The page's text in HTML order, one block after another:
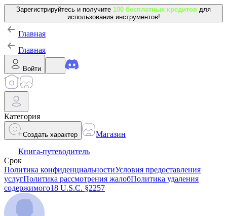
Зарегистрируйтесь и получите 100 бесплатных кредитов для
использования инструментов!
Главная
Главная
Войти
Категория
Создать характер
Магазин
Книга-путеводитель
Срок
Политика конфиденциальностиУсловия предоставления
услугПолитика рассмотрения жалобПолитика удаления
содержимого18 U.S.C. §2257